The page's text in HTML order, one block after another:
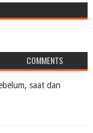
COMMENTS
saat dan